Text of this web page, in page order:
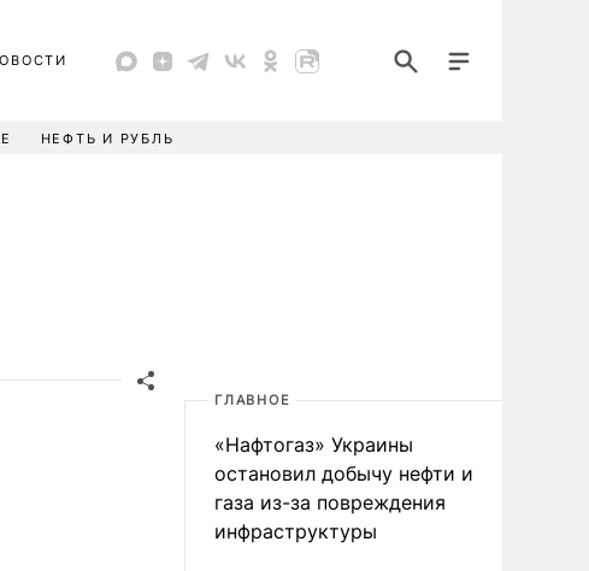
НЕФТЬ И РУБЛЬ
ГЛАВНОЕ
«Нафтогаз» Украины
остановил добычу нефти и
газа из-за повреждения
инфраструктуры